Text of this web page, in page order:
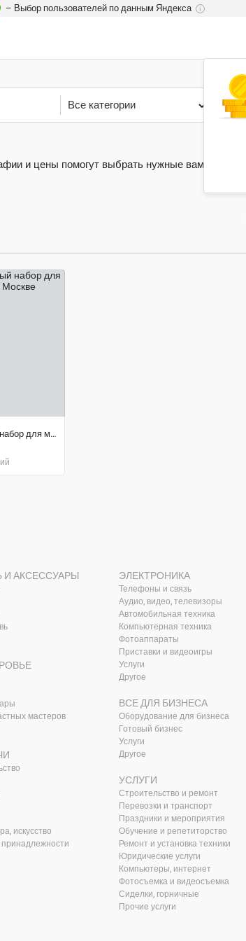
– Выбор пользователей по данным Яндекса i
Все категории Уфа
и цены помогут выбрать нужные вам товар
Новый школьный набор для мальчика
И АКСЕССУАРЫ
мастеров
искусство
ЭЛЕКТРОНИКА
Телефоны и связь
Аудио, видео, телевизоры
Автомобильная техника
Компьютерная техника
Фотоаппараты
Приставки и видеоигры
Услуги
Другое
ВСЕ ДЛЯ БИЗНЕСА
Оборудование для бизнеса
Готовый бизнес
Услуги
Другое
УСЛУГИ
Строительство и ремонт
Перевозки и транспорт
Праздники и мероприятия
Обучение и репетиторство
Ремонт и установка техники
Юридические услуги
Компьютеры, интернет
Фотосъемка и видеосъемка
Сиделки, горничные
Прочие услуги